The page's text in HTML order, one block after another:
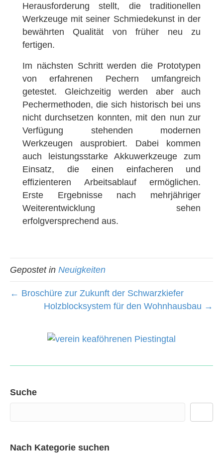
Herausforderung stellt, die traditionellen
Werkzeuge mit seiner Schmiedekunst in der
bewährten Qualität von früher neu zu
fertigen.
Im nächsten Schritt werden die Prototypen
von erfahrenen Pechern umfangreich
getestet. Gleichzeitig werden aber auch
Pechermethoden, die sich historisch bei uns
nicht durchsetzen konnten, mit den nun zur
Verfügung stehenden modernen
Werkzeugen ausprobiert. Dabei kommen
auch leistungsstarke Akkuwerkzeuge zum
Einsatz, die einen einfacheren und
effizienteren Arbeitsablauf ermöglichen.
Erste Ergebnisse nach mehrjähriger
Weiterentwicklung sehen
erfolgversprechend aus.
Gepostet in Neuigkeiten
← Broschüre zur Zukunft der Schwarzkiefer
Holzblocksystem für den Wohnhausbau →
Suche
Nach Kategorie suchen